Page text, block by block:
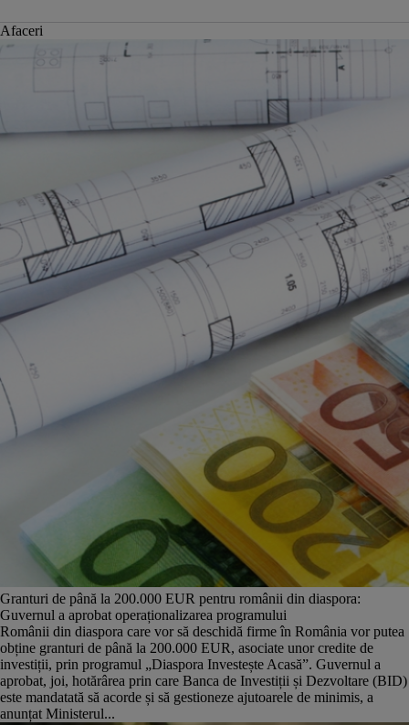
Afaceri
Granturi de până la 200.000 EUR pentru românii din diaspora:
Guvernul a aprobat operaționalizarea programului
Românii din diaspora care vor să deschidă firme în România vor putea
obține granturi de până la 200.000 EUR, asociate unor credite de
investiții, prin programul „Diaspora Investește Acasă”. Guvernul a
aprobat, joi, hotărârea prin care Banca de Investiții și Dezvoltare (BID)
este mandatată să acorde și să gestioneze ajutoarele de minimis, a
anunțat Ministerul...